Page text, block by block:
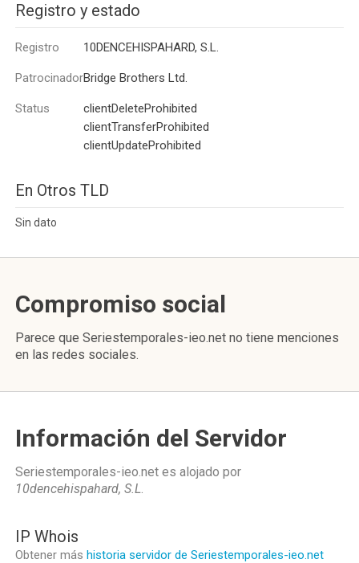
Registro y estado
Registro 10DENCEHISPAHARD, S.L.
PatrocinadorBridge Brothers Ltd.
Status
clientDeleteProhibited
clientTransferProhibited
clientUpdateProhibited
En Otros TLD
Sin dato
Compromiso social
Parece que Seriestemporales-ieo.net no tiene menciones
en las redes sociales.
Información del Servidor
Seriestemporales-ieo.net es alojado por
10dencehispahard, S.L.
IP Whois
Obtener más historia servidor de Seriestemporales-ieo.net